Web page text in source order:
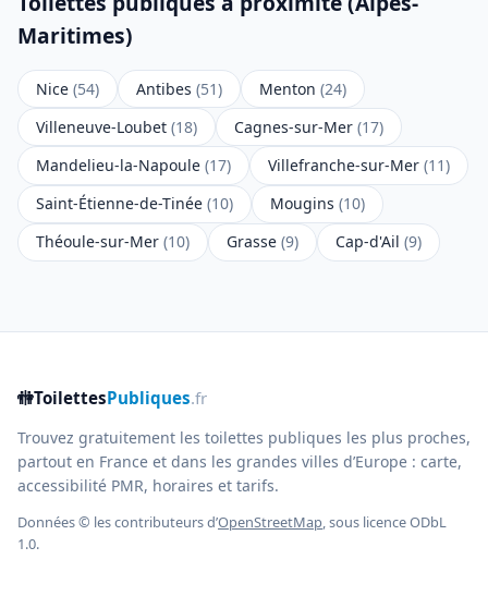
Maritimes)
Nice (54) Antibes (51) Menton (24)
Villeneuve-Loubet (18) Cagnes-sur-Mer (17)
Mandelieu-la-Napoule (17) Villefranche-sur-Mer (11)
Saint-Étienne-de-Tinée (10) Mougins (10)
Théoule-sur-Mer (10) Grasse (9) Cap-d'Ail (9)
🚻ToilettesPubliques.fr
Trouvez gratuitement les toilettes publiques les plus proches,
partout en France et dans les grandes villes d’Europe : carte,
accessibilité PMR, horaires et tarifs.
Données © les contributeurs d’OpenStreetMap, sous licence ODbL
1.0.